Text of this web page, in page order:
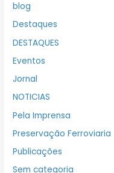
blog
Destaques
DESTAQUES
Eventos
Jornal
NOTICIAS
Pela Imprensa
Preservação Ferroviaria
Publicações
Sem categoria